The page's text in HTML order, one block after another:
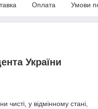
Оплата Умови
України
чисті, у відмінному стані,